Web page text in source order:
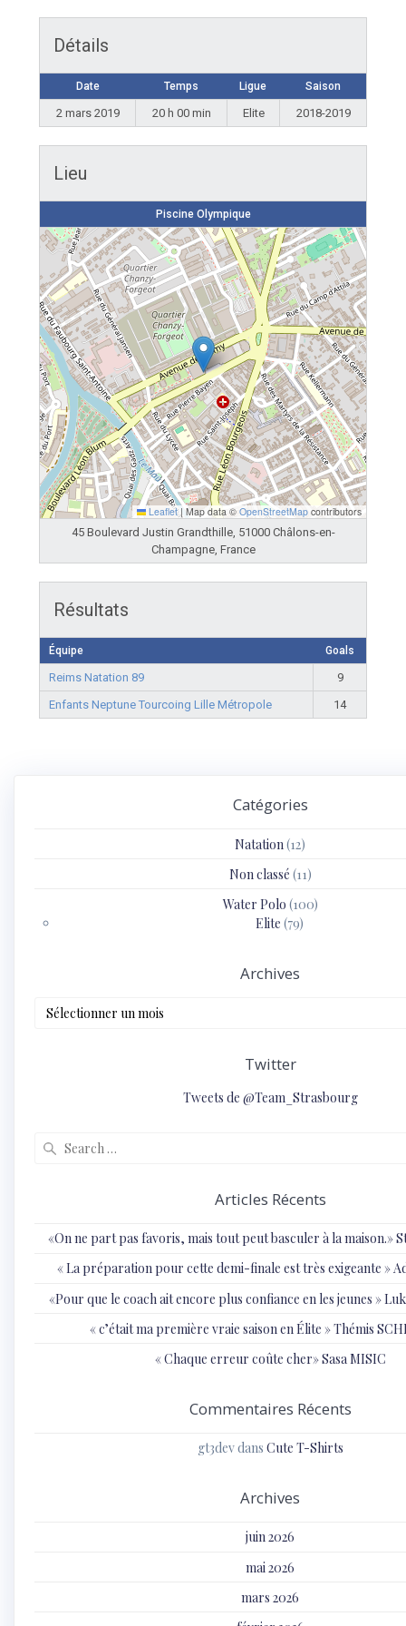
Détails
Date Temps Ligue Saison
2 mars 2019 20 h 00 min Elite 2018-2019
Lieu
Piscine Olympique
Leaflet | Map data © OpenStreetMap contributors
45 Boulevard Justin Grandthille, 51000 Châlons-en-
Champagne, France
Résultats
Équipe Goals
Reims Natation 89
9
Enfants Neptune Tourcoing Lille Métropole
14
Catégories
Natation (12)
Non classé (11)
Water Polo (100)
Elite (79)
Archives
Twitter
Tweets de @Team_Strasbourg
Articles Récents
«On ne part pas favoris, mais tout peut basculer à la maison.»
« ⁠La préparation pour cette demi-finale est très exigeante »
«Pour que le coach ait encore plus confiance en les jeunes »
« c’était ma première vraie saison en Élite » Thémis
« Chaque erreur coûte cher» Sasa MISIC
Commentaires Récents
gt3devdans Cute T-Shirts
Archives
juin 2026
mai 2026
mars 2026